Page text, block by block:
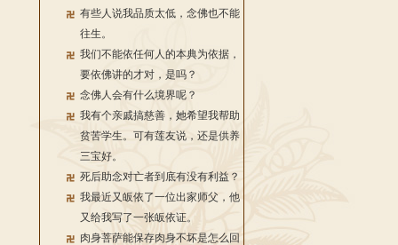
有些人说我品质太低，念佛也不能
往生。
我们不能依任何人的本典为依据，
要依佛讲的才对，是吗？
念佛人会有什么境界呢？
我有个亲戚搞慈善，她希望我帮助
贫苦学生。可有莲友说，还是供养
三宝好。
死后助念对亡者到底有没有利益？
我最近又皈依了一位出家师父，他
又给我写了一张皈依证。
肉身菩萨能保存肉身不坏是怎么回